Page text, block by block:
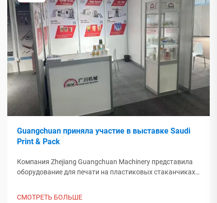
Guangchuan приняла участие в выставке Saudi
Print & Pack
Компания Zhejiang Guangchuan Machinery представила
оборудование для печати на пластиковых стаканчиках
СМОТРЕТЬ БОЛЬШЕ